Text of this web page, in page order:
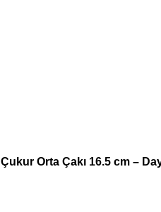
Çukur Orta Çakı 16.5 cm –